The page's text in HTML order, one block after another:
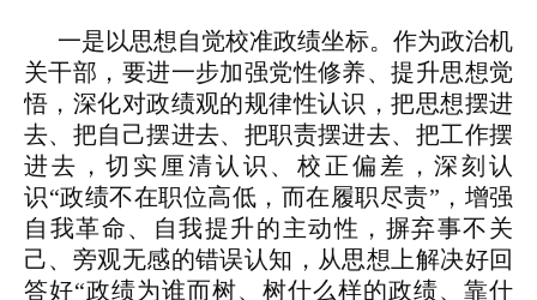
一是以思想自觉校准政绩坐标。 作为政治机
关干部，要进一步加强党性修养、提升思想觉
悟，深化对政绩观的规律性认识，把思想摆进
去、把自己摆进去、把职责摆进去、把工作摆
进去，切实厘清认识、校正偏差，深刻认
识“政绩不在职位高低，而在履职尽责”，增强
自我革命、自我提升的主动性，摒弃事不关
己、旁观无感的错误认知，从思想上解决好回
答好“政绩为谁而树、树什么样的政绩、靠什